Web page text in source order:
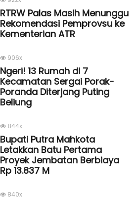
RTRW Palas Masih Menunggu
Rekomendasi Pemprovsu ke
Kementerian ATR
906x
Ngeri! 13 Rumah di 7
Kecamatan Sergai Porak-
Poranda Diterjang Puting
Beliung
844x
Bupati Putra Mahkota
Letakkan Batu Pertama
Proyek Jembatan Berbiaya
Rp 13.837 M
840x